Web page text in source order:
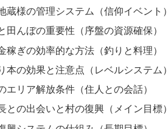
蔵様の管理システム（信仰イベント）
田んぼの重要性（序盤の資源確保）
稼ぎの効率的な方法（釣りと料理）
本の効果と注意点（レベルシステム）
エリア解放条件（住人との会話）
との出会いと村の復興（メイン目標）